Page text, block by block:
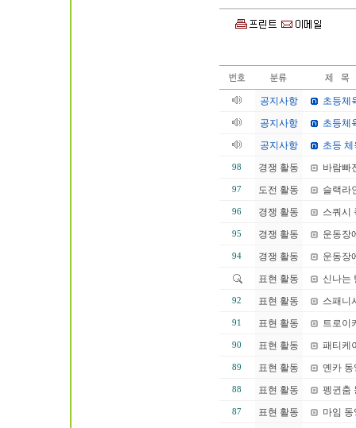
공지사항
초등체
공지사항
초등체
공지사항
초등
98 경쟁 활동 바람빠
97 도전 활동 슬랙라
96 경쟁 활동 스쿼시
95 경쟁 활동 운동장
94 경쟁 활동
운동장
표현 활동
신나는
92 표현 활동 스패니
91 표현 활동 트로이
90 표현 활동 패티케
89 표현 활동 옌카 동
88 표현 활동 펭귄춤
87 표현 활동 마임 동